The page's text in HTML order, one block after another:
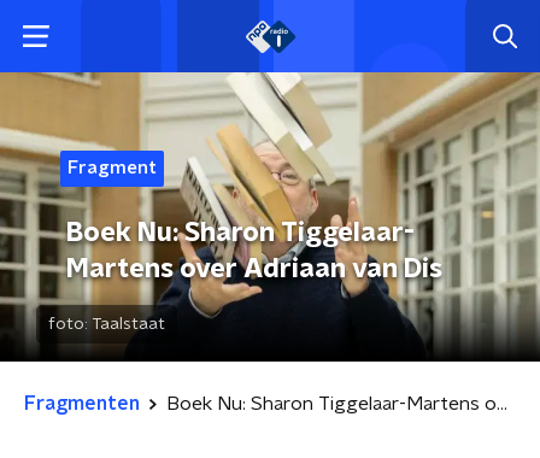
Fragment
Boek Nu: Sharon Tiggelaar-
Martens over Adriaan van Dis
foto: Taalstaat
Fragmenten Boek Nu: Sharon Tiggelaar-Martens over Adriaan van Dis